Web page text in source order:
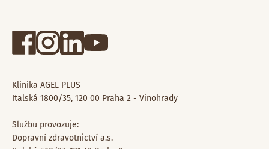
Klinika AGEL PLUS
Italská 1800/35, 120 00 Praha 2 - Vinohrady
Službu provozuje:
Dopravní zdravotnictví a.s.